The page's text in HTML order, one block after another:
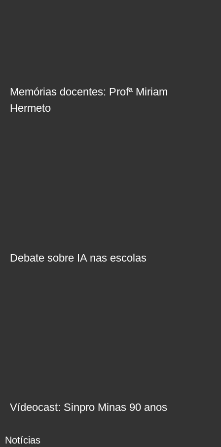
Memórias docentes: Profª Miriam
Hermeto
Debate sobre IA nas escolas
Vídeocast: Sinpro Minas 90 anos
Notícias